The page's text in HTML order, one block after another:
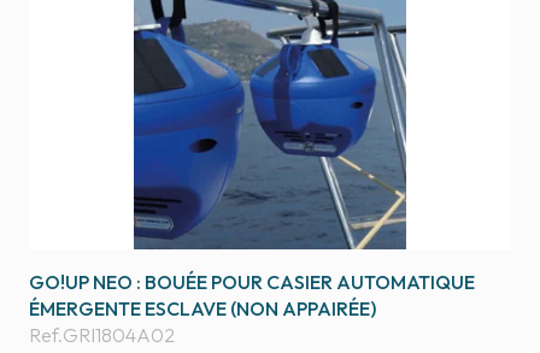
GO!UP NEO : BOUÉE POUR CASIER AUTOMATIQUE
ÉMERGENTE ESCLAVE (NON APPAIRÉE)
Ref.GRI1804A02